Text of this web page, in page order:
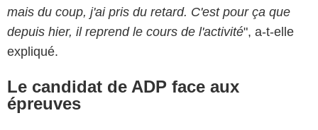
mais du coup, j'ai pris du retard. C'est pour ça que
depuis hier, il reprend le cours de l'activité", a-t-elle
expliqué.
Le candidat de ADP face aux
épreuves